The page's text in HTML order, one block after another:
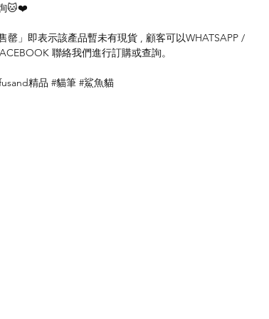
🐱❤️
罄」即表示該產品暫未有現貨 , 顧客可以WHATSAPP /
聯絡我們進行訂購或查詢。
精品 #貓筆 #鯊魚貓